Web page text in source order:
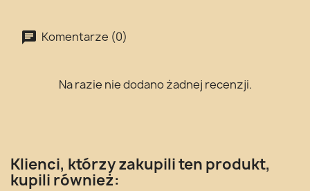
Komentarze (0)
Na razie nie dodano żadnej recenzji.
Klienci, którzy zakupili ten produkt,
kupili również: